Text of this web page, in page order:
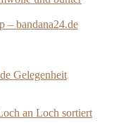
– bandana24.de
Gelegenheit
an Loch sortiert